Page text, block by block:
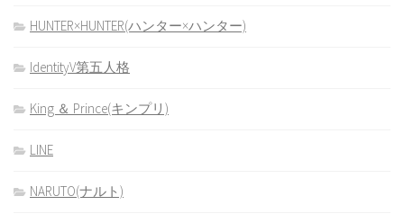
HUNTER×HUNTER(ハンター×ハンター)
IdentityV第五人格
King ＆ Prince(キンプリ)
LINE
NARUTO(ナルト)